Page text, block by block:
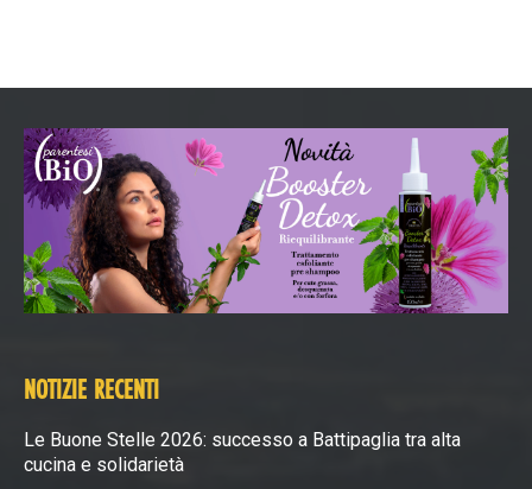
NOTIZIE RECENTI
Le Buone Stelle 2026: successo a Battipaglia tra alta
cucina e solidarietà